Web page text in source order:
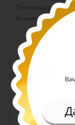
Производитель
Безалкогольное